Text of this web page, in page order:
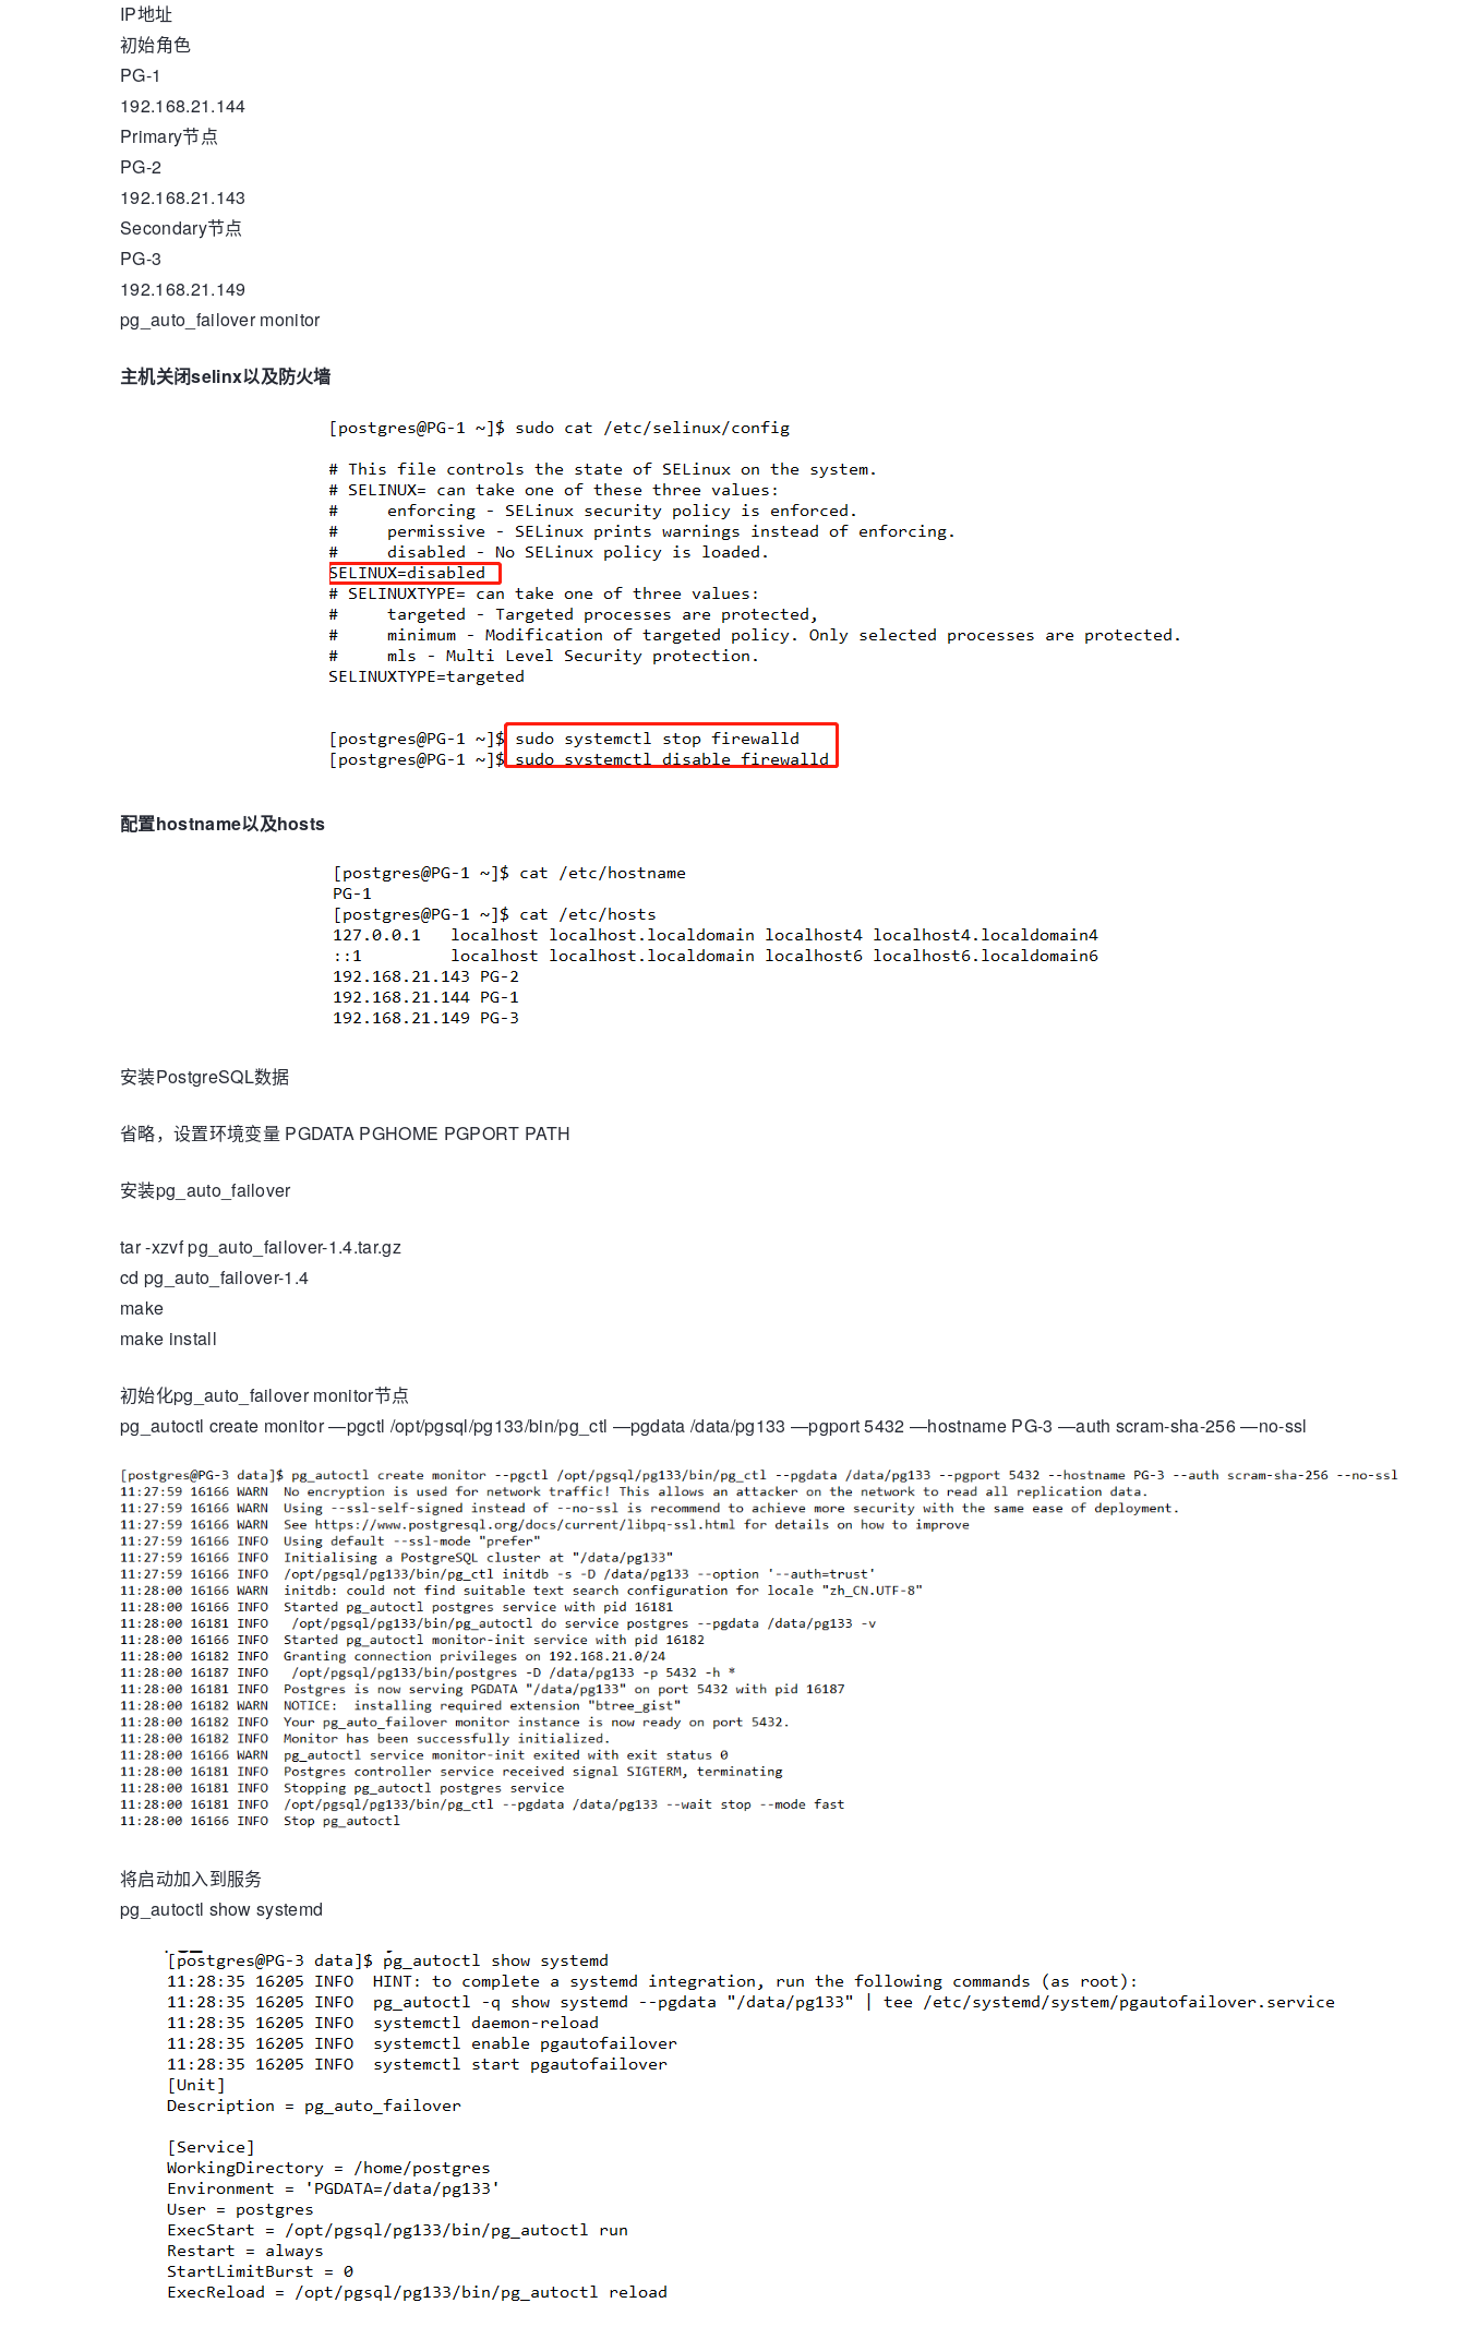
IP地址
初始角色
PG-1
192.168.21.144
Primary节点
PG-2
192.168.21.143
Secondary节点
PG-3
192.168.21.149
pg_auto_failover monitor
主机关闭selinx以及防火墙
配置hostname以及hosts
安装PostgreSQL数据
省略，设置环境变量 PGDATA PGHOME PGPORT PATH
安装pg_auto_failover
tar -xzvf pg_auto_failover-1.4.tar.gz
cd pg_auto_failover-1.4
make
make install
初始化pg_auto_failover monitor节点
pg_autoctl create monitor —pgctl /opt/pgsql/pg133/bin/pg_ctl —pgdata /data/pg133 —pgport 5432 —hostname PG-3 —auth scram-sha-256 —no-ssl
将启动加入到服务
pg_autoctl show systemd